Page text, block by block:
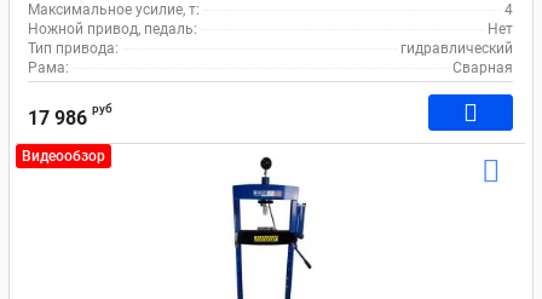
Максимальное усилие, т:
4
Ножной привод, педаль:
Нет
Тип привода:
гидравлический
Рама:
Сварная
17 986 руб
Видеообзор